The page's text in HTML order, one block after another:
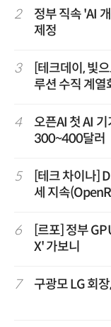
2
정부 직속 'AI
제정
3
[테크데이, 빛
루션 수직 계
4
오픈AI 첫 AI
300~400달러
5
[테크 차이나]
세 지속
6
[르포] 정부
X' 가보니
7 구광모 LG 회